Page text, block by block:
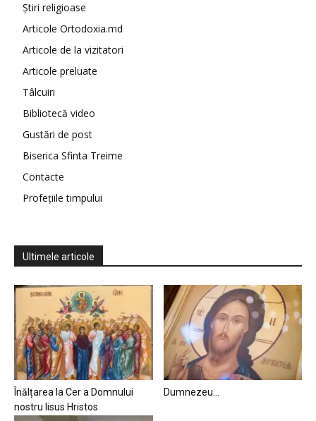
Știri religioase
Articole Ortodoxia.md
Articole de la vizitatori
Articole preluate
Tâlcuiri
Bibliotecă video
Gustări de post
Biserica Sfinta Treime
Contacte
Profețiile timpului
Ultimele articole
Înălțarea la Cer a Domnului
nostru Iisus Hristos
Dumnezeu…